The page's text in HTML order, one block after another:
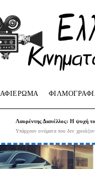
ΑΦΙΕΡΩΜΑ
Λαυρέντης Διανέλλος: Η ψυχή
Υπάρχουν ονόματα που δεν